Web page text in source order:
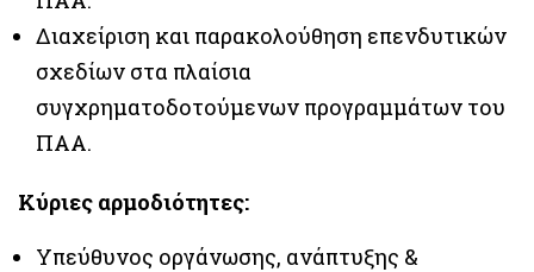
Διαχείριση και παρακολούθηση επενδυτικών
σχεδίων στα πλαίσια
συγχρηματοδοτούμενων προγραμμάτων του
ΠΑΑ.
Κύριες αρμοδιότητες:
Υπεύθυνος οργάνωσης, ανάπτυξης &